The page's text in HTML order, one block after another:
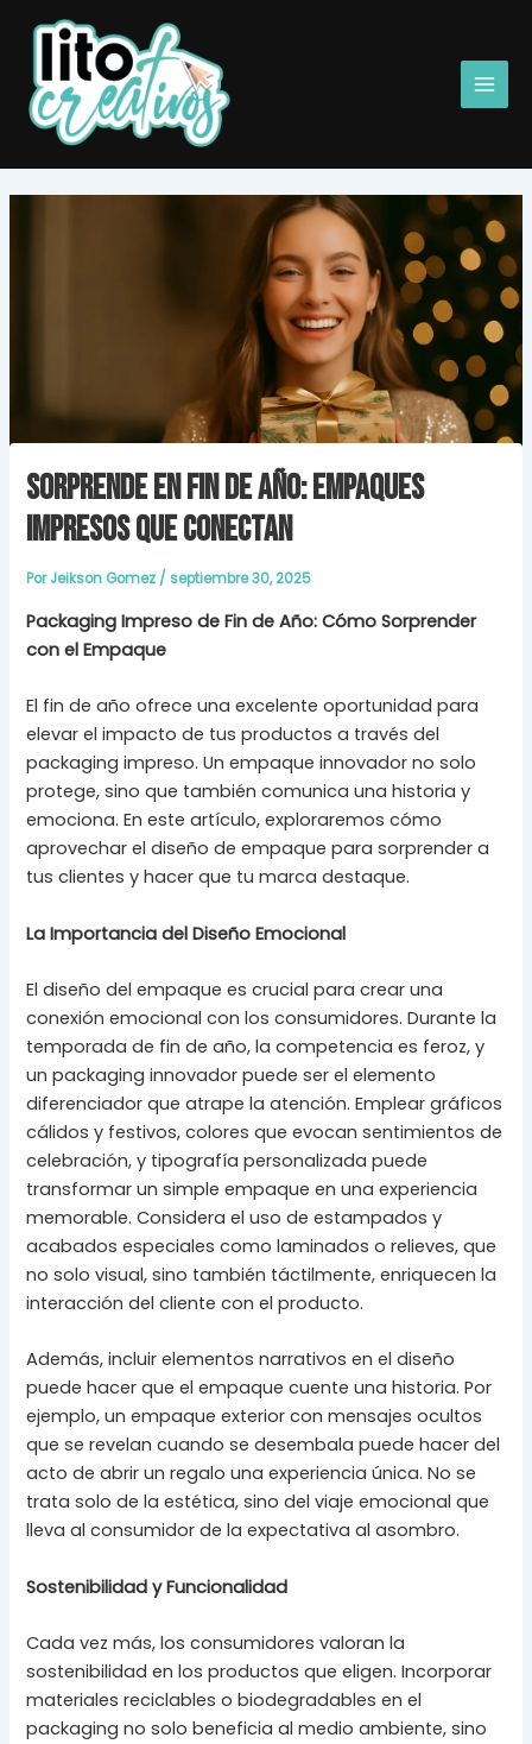
contenido
Sorprende en Fin de Año: EmpaqueS
Impresos que ConectaN
PorJeikson Gomez /septiembre 30, 2025
Packaging Impreso de Fin de Año: Cómo Sorprender
con el Empaque
El fin de año ofrece una excelente oportunidad para
elevar el impacto de tus productos a través del
packaging impreso. Un empaque innovador no solo
protege, sino que también comunica una historia y
emociona. En este artículo, exploraremos cómo
aprovechar el diseño de empaque para sorprender a
tus clientes y hacer que tu marca destaque.
La Importancia del Diseño Emocional
El diseño del empaque es crucial para crear una
conexión emocional con los consumidores. Durante la
temporada de fin de año, la competencia es feroz, y
un packaging innovador puede ser el elemento
diferenciador que atrape la atención. Emplear gráficos
cálidos y festivos, colores que evocan sentimientos de
celebración, y tipografía personalizada puede
transformar un simple empaque en una experiencia
memorable. Considera el uso de estampados y
acabados especiales como laminados o relieves, que
no solo visual, sino también táctilmente, enriquecen la
interacción del cliente con el producto.
Además, incluir elementos narrativos en el diseño
puede hacer que el empaque cuente una historia. Por
ejemplo, un empaque exterior con mensajes ocultos
que se revelan cuando se desembala puede hacer del
acto de abrir un regalo una experiencia única. No se
trata solo de la estética, sino del viaje emocional que
lleva al consumidor de la expectativa al asombro.
Sostenibilidad y Funcionalidad
Cada vez más, los consumidores valoran la
sostenibilidad en los productos que eligen. Incorporar
materiales reciclables o biodegradables en el
packaging no solo beneficia al medio ambiente, sino